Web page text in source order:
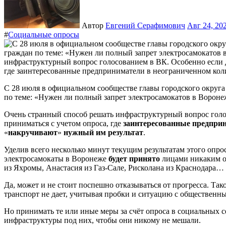
Автор Евгений Серафимович Авг 24,
#Социальные опросы
С 28 июля в официальном сообществе главы городского
по теме: «Нужен ли полный запрет электросамокатов в
Очень странный способ решать инфраструктурный вопрос
приниматься с учетом опроса, где заинтересованные
«накручивают» нужный им результат.
Уделив всего несколько минут текущим результатам этого
электросамокаты в Воронеже будет принято лицами никаким
из Яхромы, Анастасия из Газ-Сале, Рисколана из Краснодара…
Да, может и не стоит поспешно отказываться от прогресса.
транспорт не дает, учитывая пробки и ситуацию с
Но принимать те или иные меры за счёт опроса в социальных
инфраструктуры под них, чтобы они никому не мешали.